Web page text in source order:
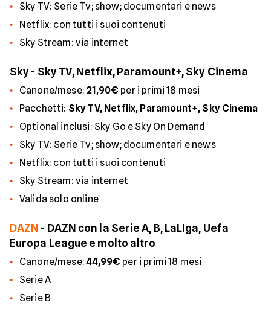
Sky TV: Serie Tv; show; documentari e news
Netflix: con tutti i suoi contenuti
Sky Stream: via internet
Sky - Sky TV, Netflix, Paramount+, Sky Cinema
Canone/mese:21,90€ per i primi 18 mesi
Pacchetti: Sky TV, Netflix, Paramount+, Sky Cinema
Optional inclusi: Sky Go e Sky On Demand
Sky TV: Serie Tv; show; documentari e news
Netflix: con tutti i suoi contenuti
Sky Stream: via internet
Valida solo online
DAZN - DAZN con la Serie A, B, LaLIga, Uefa
Europa League e molto altro
Canone/mese:44,99€ per i primi 18 mesi
Serie A
Serie B